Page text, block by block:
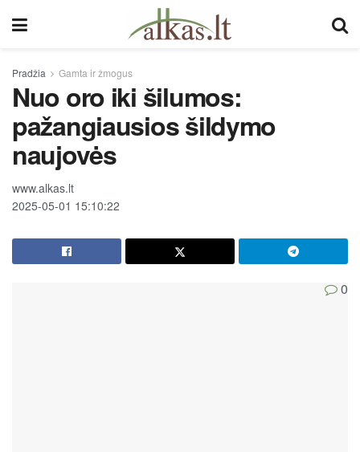
Pradžia Gamta ir žmogus
Nuo oro iki šilumos:
pažangiausios šildymo
naujovės
www.alkas.lt
2025-05-01 15:10:22
0